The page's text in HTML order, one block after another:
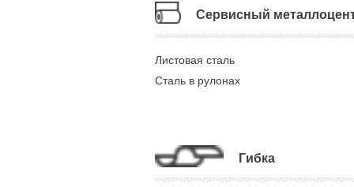
Сервисный
Листовая сталь
Сталь в рулонах
Гибка